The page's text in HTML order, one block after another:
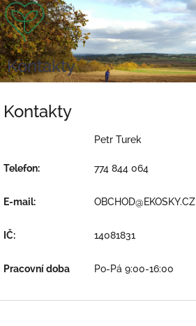
Přejít
na
obsah
Kontakty
Kontakty
Petr Turek
Telefon: 774 844 064
E-mail: OBCHOD@EKOSKY.CZ
IČ: 14081831
Pracovní doba Po-Pá 9:00-16:00